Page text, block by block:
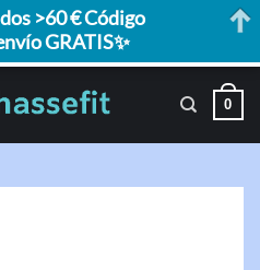
0
>60 € Código
GRATIS✨